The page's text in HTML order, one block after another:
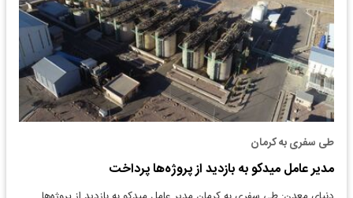
طی سفری به کرمان
مدیر عامل میدکو به بازدید از پروژه‌ها پرداخت